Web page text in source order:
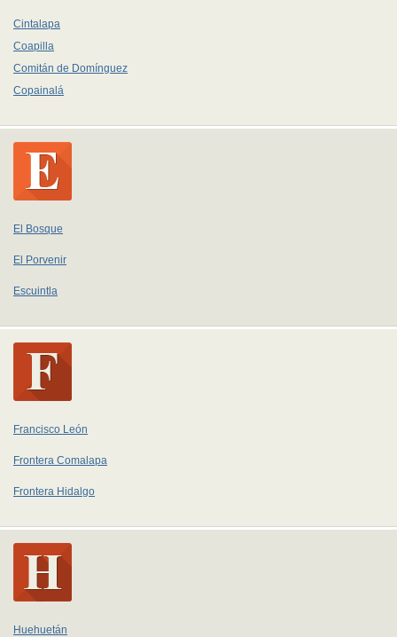
Cintalapa
Coapilla
Comitán de Domínguez
Copainalá
El Bosque
El Porvenir
Escuintla
Francisco León
Frontera Comalapa
Frontera Hidalgo
Huehuetán